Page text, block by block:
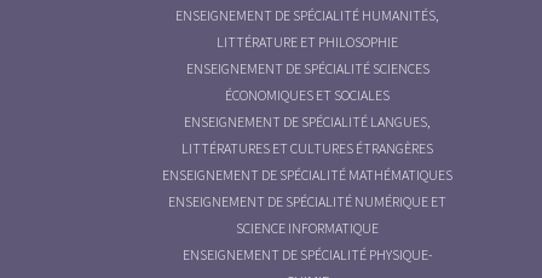
ENSEIGNEMENT DE SPÉCIALITÉ HUMANITÉS,
LITTÉRATURE ET PHILOSOPHIE
ENSEIGNEMENT DE SPÉCIALITÉ SCIENCES
ÉCONOMIQUES ET SOCIALES
ENSEIGNEMENT DE SPÉCIALITÉ LANGUES,
LITTÉRATURES ET CULTURES ÉTRANGÈRES
ENSEIGNEMENT DE SPÉCIALITÉ MATHÉMATIQUES
ENSEIGNEMENT DE SPÉCIALITÉ NUMÉRIQUE ET
SCIENCE INFORMATIQUE
ENSEIGNEMENT DE SPÉCIALITÉ PHYSIQUE-